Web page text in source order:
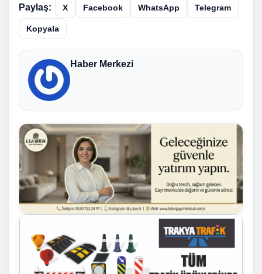
Paylaş: X Facebook WhatsApp Telegram
Kopyala
Haber Merkezi